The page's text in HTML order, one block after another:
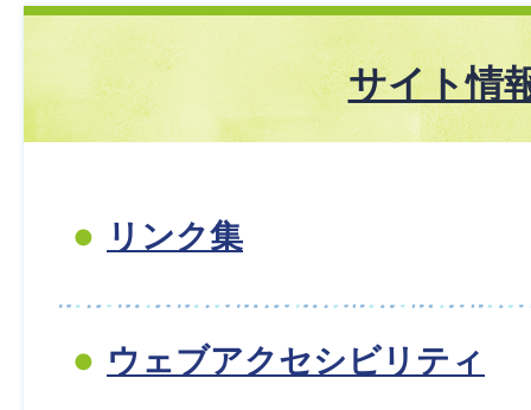
サイト情
リンク集
ウェブアクセシビリティ